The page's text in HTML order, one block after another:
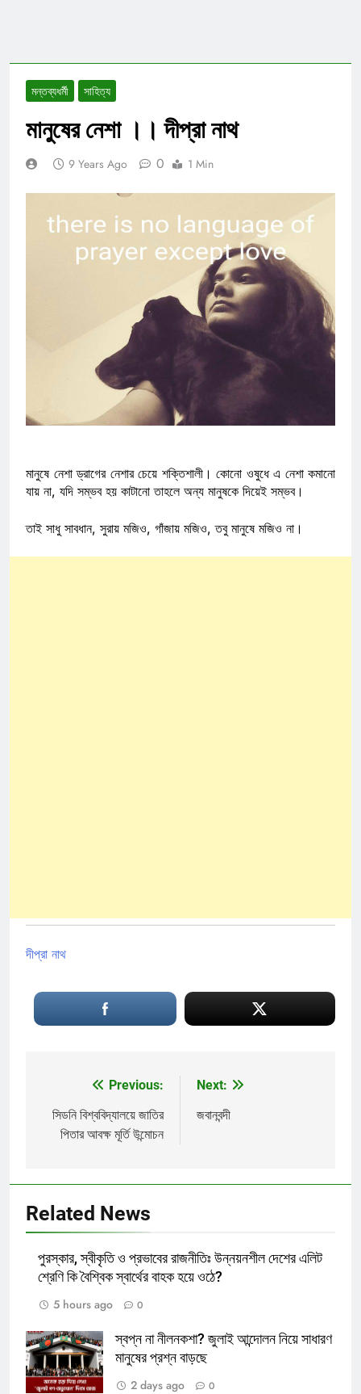
মন্তব্যধর্মী সাহিত্য
মানুষের নেশা ।। দীপ্রা নাথ
9 Years Ago 0 1 Min
মানুষে নেশা ড্রাগের নেশার চেয়ে শক্তিশালী। কোনো ওষুধে এ নেশা কমানো
যায় না, যদি সম্ভব হয় কাটানো তাহলে অন্য মানুষকে দিয়েই সম্ভব।
তাই সাধু সাবধান, সুরায় মজিও, গাঁজায় মজিও, তবু মানুষে মজিও না।
দীপ্রা নাথ
navigation
Previous:
সিডনি বিশ্ববিদ্যালয়ে জাতির
পিতার আবক্ষ মূর্তি উন্মোচন
Next:
জবানবন্দী
Related News
পুরস্কার, স্বীকৃতি ও প্রভাবের রাজনীতিঃ উন্নয়নশীল দেশের এলিট
শ্রেণি কি বৈশ্বিক স্বার্থের বাহক হয়ে ওঠে?
5 hours ago
0
স্বপ্ন না নীলনকশা? জুলাই আন্দোলন নিয়ে সাধারণ
মানুষের প্রশ্ন বাড়ছে
2 days ago
0